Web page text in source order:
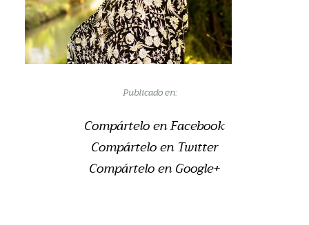
Publicado en:
Compártelo en Facebook
Compártelo en Twitter
Compártelo en Google+